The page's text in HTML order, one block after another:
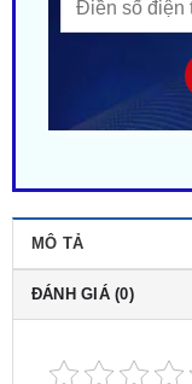
ĐÁNH GIÁ (0)